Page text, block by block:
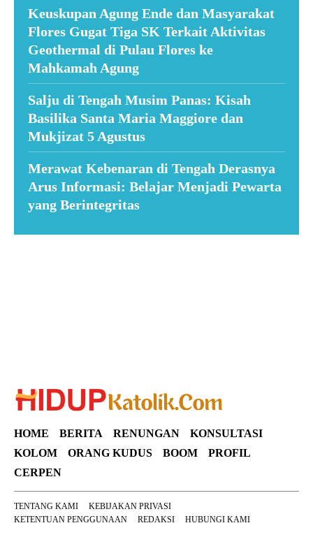
Keuskupan Agung Ende dan Masyarakat
Flores Gugat Tiga SK Terkait Aktivitas
Geothermal di Pulau Flores ke
Mahkamah Agung
Salju di Tengah Musim Panas: Kisah
Basilika Santa Maria Maggiore dan
Mukjizat 5 Agustus
Merawat Kebenaran di Tengah Derasnya
Arus Informasi: Belajar Menjadi Pewarta
yang Berintegritas
HOME BERITA RENUNGAN
KONSULTASI
KOLOM
ORANG KUDUS BOOM
PROFIL
CERPEN
TENTANG KAMI
KEBIJAKAN PRIVASI
KETENTUAN PENGGUNAAN
REDAKSI HUBUNGI KAMI